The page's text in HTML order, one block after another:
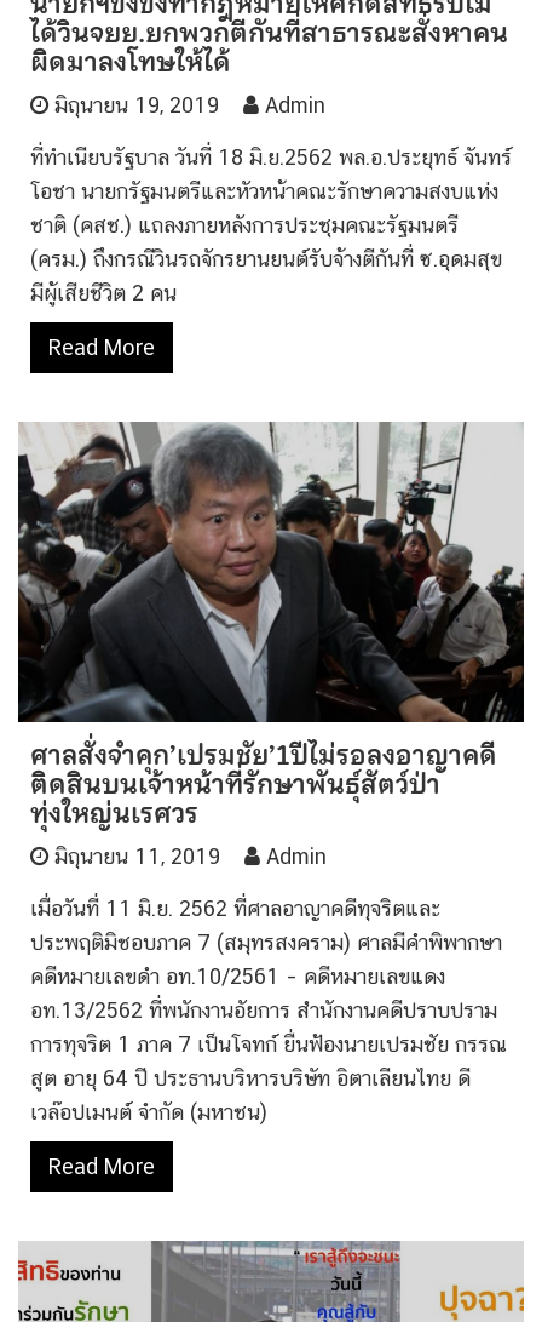
ได้วินจยย.ยกพวกตีกันที่สาธารณะสั่งหาคน
ผิดมาลงโทษให้ได้
มิถุนายน 19, 2019 Admin
ที่ทำเนียบรัฐบาล วันที่ 18 มิ.ย.2562 พล.อ.ประยุทธ์ จันทร์
โอชา นายกรัฐมนตรีและหัวหน้าคณะรักษาความสงบแห่ง
ชาติ (คสช.) แถลงภายหลังการประชุมคณะรัฐมนตรี
(ครม.) ถึงกรณีวินรถจักรยานยนต์รับจ้างตีกันที่ ซ.อุดมสุข
มีผู้เสียชีวิต 2 คน
Read More
ศาลสั่งจำคุก’เปรมชัย’1ปีไม่รอลงอาญาคดี
ติดสินบนเจ้าหน้าที่รักษาพันธุ์สัตว์ป่า
ทุ่งใหญ่นเรศวร
มิถุนายน 11, 2019 Admin
เมื่อวันที่ 11 มิ.ย. 2562 ที่ศาลอาญาคดีทุจริตและ
ประพฤติมิชอบภาค 7 (สมุทรสงคราม) ศาลมีคำพิพากษา
คดีหมายเลขดำ อท.10/2561 – คดีหมายเลขแดง
อท.13/2562 ที่พนักงานอัยการ สำนักงานคดีปราบปราม
การทุจริต 1 ภาค 7 เป็นโจทก์ ยื่นฟ้องนายเปรมชัย กรรณ
สูต อายุ 64 ปี ประธานบริหารบริษัท อิตาเลียนไทย ดี
เวล๊อปเมนต์ จำกัด (มหาชน)
Read More